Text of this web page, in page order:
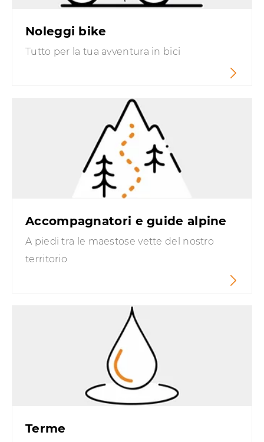
Noleggi bike
Tutto per la tua avventura in bici
Accompagnatori e guide alpine
A piedi tra le maestose vette del nostro
territorio
Terme